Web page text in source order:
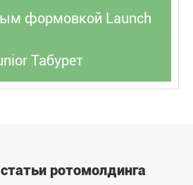
формовкой Launch
Табурет
ротомолдинга